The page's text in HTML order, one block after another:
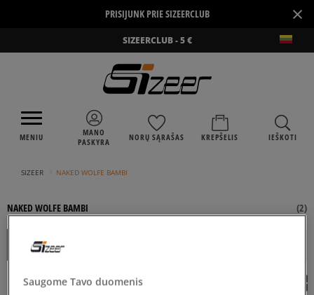
PRISIJUNK PRIE SIZEERCLUB ×
SIZEERCLUB - 5 €
MENIU
MANO
PASKYRA
NORŲ SĄRAŠAS KREPŠELIS IEŠKOTI
SIZEER NAKED WOLFE BAMBI
NAKED WOLFE BAMBI (2)
RODYTI FILTRUS
NUO
FILTRUOTI
Saugome Tavo duomenis